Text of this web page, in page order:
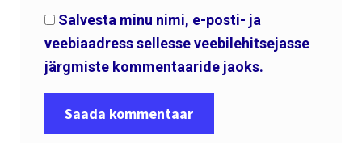
Salvesta minu nimi, e-posti- ja
veebiaadress sellesse veebilehitsejasse
järgmiste kommentaaride jaoks.